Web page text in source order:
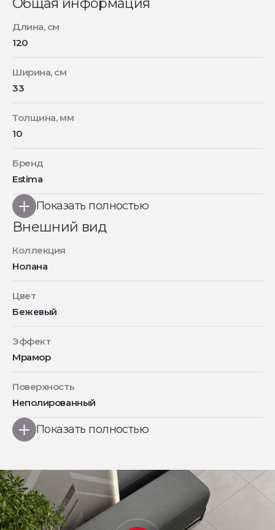
Общая информация
Длина, см
120
Ширина, см
33
Толщина, мм
10
Бренд
Estima
Показать полностью
Внешний вид
Коллекция
Нолана
Цвет
Бежевый
Эффект
Мрамор
Поверхность
Неполированный
Показать полностью